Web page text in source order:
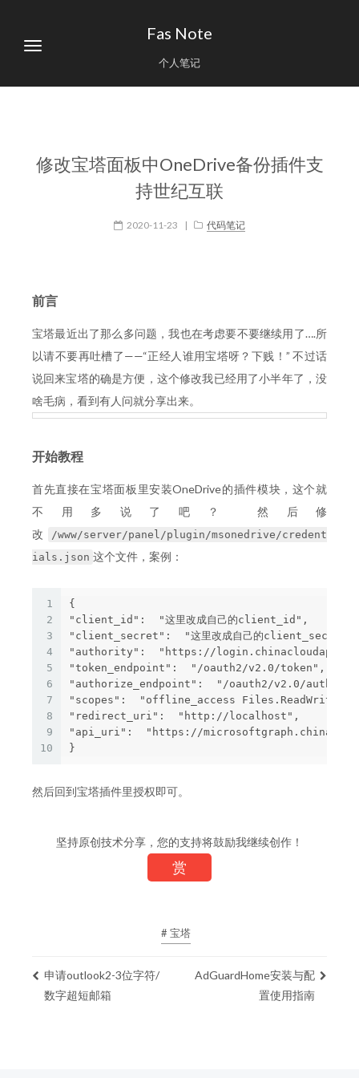
Fas Note
个人笔记
修改宝塔面板中OneDrive备份插件支
持世纪互联
2020-11-23 | 代码笔记
前言
宝塔最近出了那么多问题，我也在考虑要不要继续用了….所
以请不要再吐槽了——“正经人谁用宝塔呀？下贱！” 不过话
说回来宝塔的确是方便，这个修改我已经用了小半年了，没
啥毛病，看到有人问就分享出来。
开始教程
首先直接在宝塔面板里安装OneDrive的插件模块，这个就
不用多说了吧？ 然后修
改
/www/server/panel/plugin/msonedrive/credent
ials.json 这个文件，案例：
1
2
3
4
5
6
7
8
9
10
{
"client_id":  "这里改成自己的client_id",
"client_secret":  "这里改成自己的client_secret",
"authority":  "https://login.chinacloudapi.cn/
"token_endpoint":  "/oauth2/v2.0/token",
"authorize_endpoint":  "/oauth2/v2.0/
"scopes":  "offline_access
"redirect_uri":  "http://localhost",
"api_uri":  "https://
然后回到宝塔插件里授权即可。
坚持原创技术分享，您的支持将鼓励我继续创作！
赏
# 宝塔
申请outlook2-3位字符/
数字超短邮箱
AdGuardHome安装与配
置使用指南